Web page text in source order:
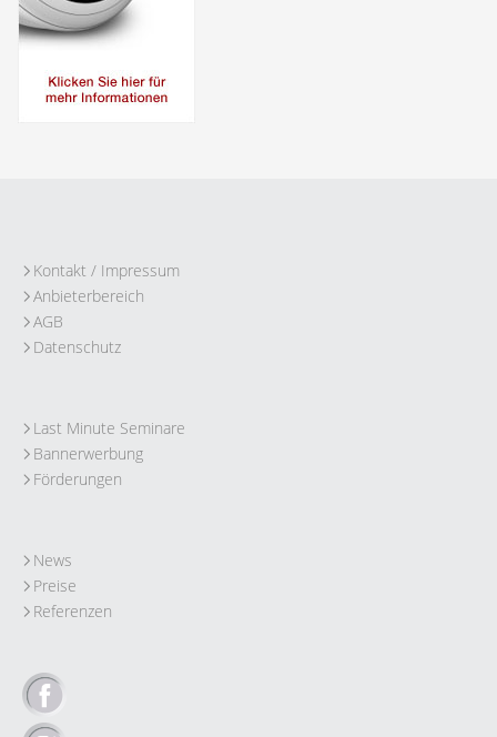
Kontakt / Impressum
Anbieterbereich
AGB
Datenschutz
Last Minute Seminare
Bannerwerbung
Förderungen
News
Preise
Referenzen